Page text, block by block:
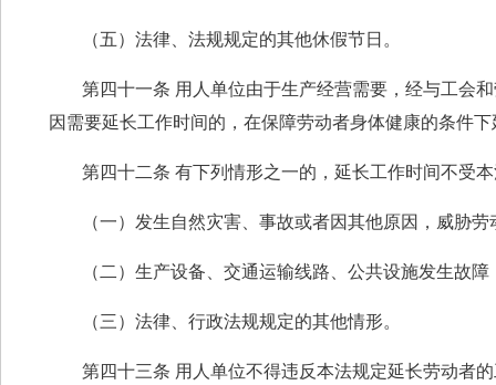
（五）法律、法规规定的其他休假节日。
第四十一条 用人单位由于生产经营需要，经与工会
因需要延长工作时间的，在保障劳动者身体健康的条件
第四十二条 有下列情形之一的，延长工作时间不受
（一）发生自然灾害、事故或者因其他原因，威胁
（二）生产设备、交通运输线路、公共设施发生故
（三）法律、行政法规规定的其他情形。
第四十三条 用人单位不得违反本法规定延长劳动者